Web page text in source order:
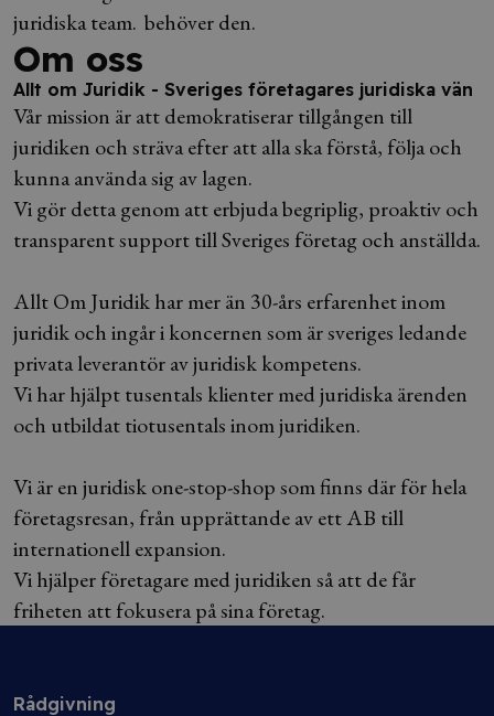
juridiska team. behöver den.
Om oss
Allt om Juridik - Sveriges företagares juridiska vän
Vår mission är att demokratiserar tillgången till
juridiken och sträva efter att alla ska förstå, följa och
kunna använda sig av lagen.
Vi gör detta genom att erbjuda begriplig, proaktiv och
transparent support till Sveriges företag och anställda.
Allt Om Juridik har mer än 30-års erfarenhet inom
juridik och ingår i koncernen som är sveriges ledande
privata leverantör av juridisk kompetens.
Vi har hjälpt tusentals klienter med juridiska ärenden
och utbildat tiotusentals inom juridiken.
Vi är en juridisk one-stop-shop som finns där för hela
företagsresan, från upprättande av ett AB till
internationell expansion.
Vi hjälper företagare med juridiken så att de får
friheten att fokusera på sina företag.
Rådgivning